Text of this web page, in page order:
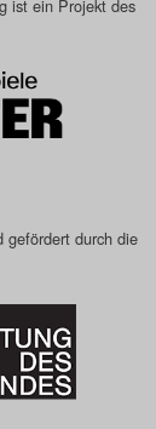
2025
Archiv
ist ein Projekt des
gefördert durch die